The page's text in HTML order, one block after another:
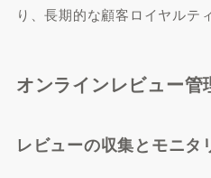
り、長期的な顧客ロイヤルテ
オンラインレビュー
レビューの収集とモニタ